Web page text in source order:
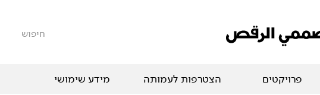
חיפוש
פרויקטים הצטרפות לעמותה מידע שימושי